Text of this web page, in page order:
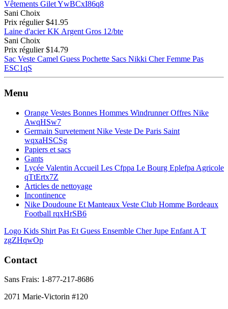
Vêtements Gilet YwBCxI86q8
Sani Choix
Prix régulier$41.95
Laine d'acier KK Argent Gros 12/bte
Sani Choix
Prix régulier$14.79
Sac Veste Camel Guess Pochette Sacs Nikki Cher Femme Pas
ESC1qS
Menu
Orange Vestes Bonnes Hommes Windrunner Offres Nike
AwqHSw7
Germain Survetement Nike Veste De Paris Saint
wqxaHSCSg
Papiers et sacs
Gants
Lycée Valentin Accueil Les Cfppa Le Bourg Eplefpa Agricole
qTtErtx7Z
Articles de nettoyage
Incontinence
Nike Doudoune Et Manteaux Veste Club Homme Bordeaux
Football rqxHrSB6
Logo Kids Shirt Pas Et Guess Ensemble Cher Jupe Enfant A T
zgZHqwOp
Contact
Sans Frais: 1-877-217-8686
2071 Marie-Victorin #120